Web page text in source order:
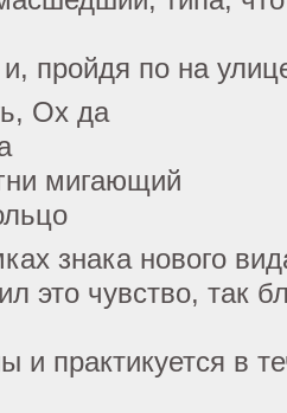
пройдя по на
Ох да
мигающий
знака нового
это чувство, так
и практикуется в